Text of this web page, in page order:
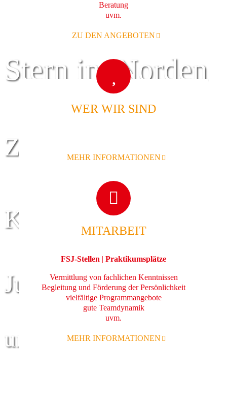
Stern im Norden
Zentrum für
Kinder
Jugend
und Familie
Beratung
uvm.
ZU DEN ANGEBOTEN
WER WIR SIND
MEHR INFORMATIONEN
MITARBEIT
FSJ-Stellen | Praktikumsplätze
Vermittlung von fachlichen Kenntnissen
Begleitung und Förderung der Persönlichkeit
vielfältige Programmangebote
gute Teamdynamik
uvm.
MEHR INFORMATIONEN